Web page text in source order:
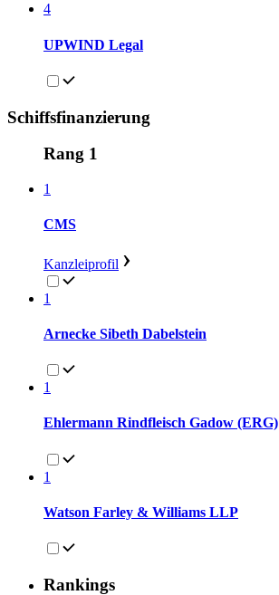
4
UPWIND Legal
Schiffsfinanzierung
Rang 1
1
CMS
Kanzleiprofil
1
Arnecke Sibeth Dabelstein
1
Ehlermann Rindfleisch Gadow (ERG)
1
Watson Farley & Williams LLP
Rankings